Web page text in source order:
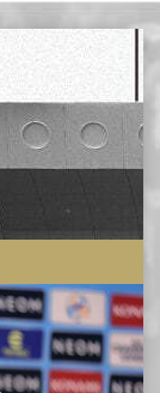
Skip
content